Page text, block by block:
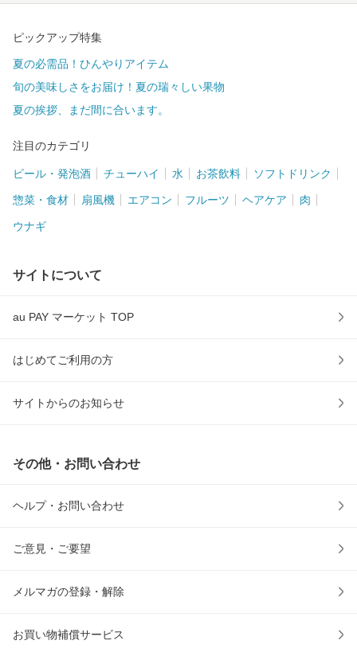
ピックアップ特集
夏の必需品！ひんやりアイテム
旬の美味しさをお届け！夏の瑞々しい果物
夏の挨拶、まだ間に合います。
注目のカテゴリ
ビール・発泡酒 チューハイ 水 お茶飲料 ソフトドリンク
惣菜・食材 扇風機 エアコン フルーツ ヘアケア 肉
ウナギ
サイトについて
au PAY マーケット TOP
はじめてご利用の方
サイトからのお知らせ
その他・お問い合わせ
ヘルプ・お問い合わせ
ご意見・ご要望
メルマガの登録・解除
お買い物補償サービス